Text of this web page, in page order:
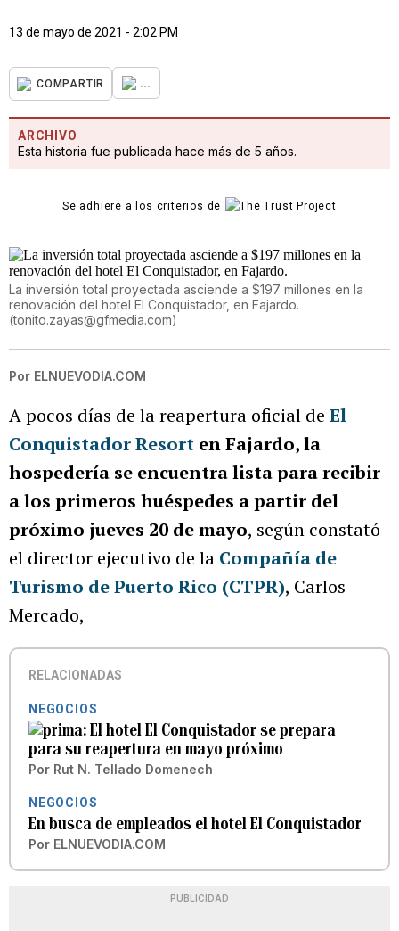
13 de mayo de 2021 - 2:02 PM
COMPARTIR ...
ARCHIVO
Esta historia fue publicada hace más de 5 años.
Se adhiere a los criterios de
La inversión total proyectada asciende a $197 millones en la
renovación del hotel El Conquistador, en Fajardo.
(tonito.zayas@gfmedia.com)
Por ELNUEVODIA.COM
A pocos días de la reapertura oficial de El
Conquistador Resort en Fajardo, la
hospedería se encuentra lista para recibir
a los primeros huéspedes a partir del
próximo jueves 20 de mayo, según constató
el director ejecutivo de la Compañía de
Turismo de Puerto Rico (CTPR), Carlos
Mercado,
RELACIONADAS
NEGOCIOS
El hotel El Conquistador se prepara
para su reapertura en mayo próximo
Por Rut N. Tellado Domenech
NEGOCIOS
En busca de empleados el hotel El Conquistador
Por ELNUEVODIA.COM
PUBLICIDAD